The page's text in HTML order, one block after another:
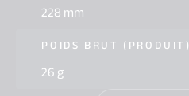
228 mm
POIDS BRUT (PRODUIT)
26 g